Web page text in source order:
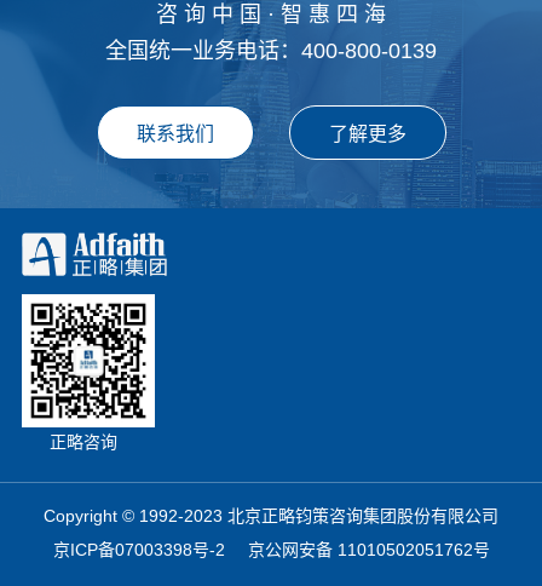
咨 询 中 国 · 智 惠 四 海
全国统一业务电话：400-800-0139
正略咨询
Copyright © 1992-2023 北京正略钧策咨询集团股份有限公司
京ICP备07003398号-2
京公网安备 11010502051762号